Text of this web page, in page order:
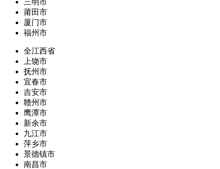
三明市
莆田市
厦门市
福州市
全江西省
上饶市
抚州市
宜春市
吉安市
赣州市
鹰潭市
新余市
九江市
萍乡市
景德镇市
南昌市